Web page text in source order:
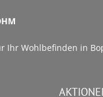
Ihr Wohlbefinden in